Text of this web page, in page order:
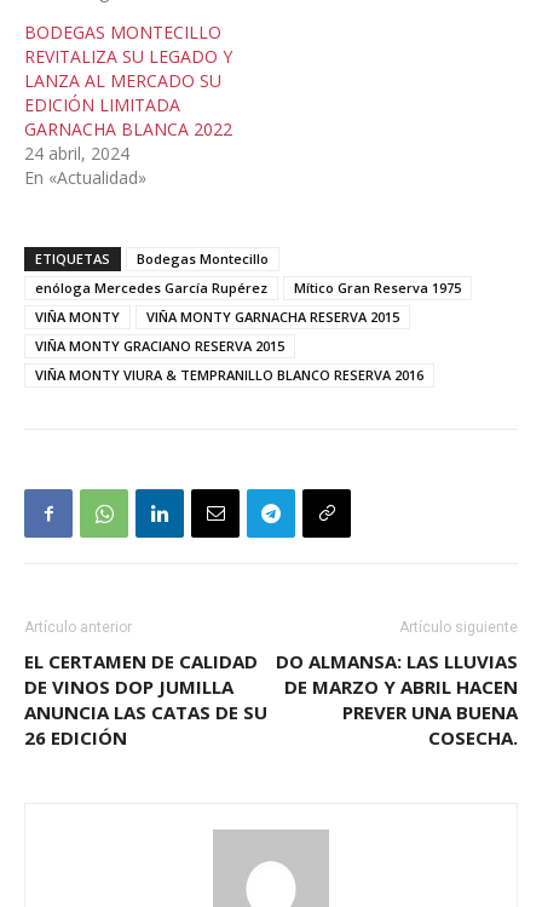
BODEGAS MONTECILLO
REVITALIZA SU LEGADO Y
LANZA AL MERCADO SU
EDICIÓN LIMITADA
GARNACHA BLANCA 2022
24 abril, 2024
En «Actualidad»
ETIQUETAS
Bodegas Montecillo
enóloga Mercedes García Rupérez
Mítico Gran Reserva 1975
VIÑA MONTY
VIÑA MONTY GARNACHA RESERVA 2015
VIÑA MONTY GRACIANO RESERVA 2015
VIÑA MONTY VIURA & TEMPRANILLO BLANCO RESERVA 2016
Artículo anterior
EL CERTAMEN DE CALIDAD
DE VINOS DOP JUMILLA
ANUNCIA LAS CATAS DE SU
26 EDICIÓN
Artículo siguiente
DO ALMANSA: LAS LLUVIAS
DE MARZO Y ABRIL HACEN
PREVER UNA BUENA
COSECHA.